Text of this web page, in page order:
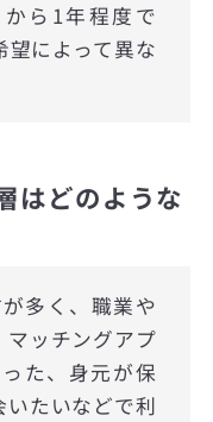
ら1年程度で
望によって異な
はどのような
多く、職業や
マッチングアプ
た、身元が保
いたいなどで利